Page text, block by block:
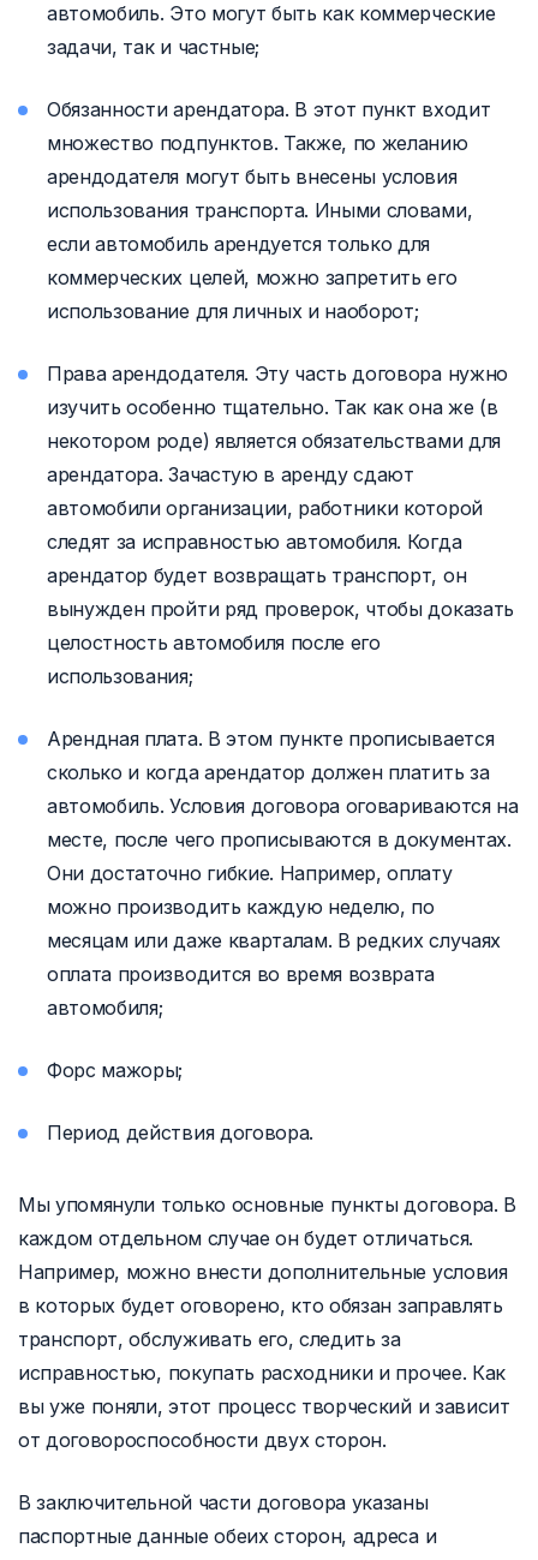
автомобиль. Это могут быть как коммерческие
задачи, так и частные;
Обязанности арендатора. В этот пункт входит
множество подпунктов. Также, по желанию
арендодателя могут быть внесены условия
использования транспорта. Иными словами,
если автомобиль арендуется только для
коммерческих целей, можно запретить его
использование для личных и наоборот;
Права арендодателя. Эту часть договора нужно
изучить особенно тщательно. Так как она же (в
некотором роде) является обязательствами для
арендатора. Зачастую в аренду сдают
автомобили организации, работники которой
следят за исправностью автомобиля. Когда
арендатор будет возвращать транспорт, он
вынужден пройти ряд проверок, чтобы доказать
целостность автомобиля после его
использования;
Арендная плата. В этом пункте прописывается
сколько и когда арендатор должен платить за
автомобиль. Условия договора оговариваются на
месте, после чего прописываются в документах.
Они достаточно гибкие. Например, оплату
можно производить каждую неделю, по
месяцам или даже кварталам. В редких случаях
оплата производится во время возврата
автомобиля;
Форс мажоры;
Период действия договора.
Мы упомянули только основные пункты договора. В
каждом отдельном случае он будет отличаться.
Например, можно внести дополнительные условия
в которых будет оговорено, кто обязан заправлять
транспорт, обслуживать его, следить за
исправностью, покупать расходники и прочее. Как
вы уже поняли, этот процесс творческий и зависит
от договороспособности двух сторон.
В заключительной части договора указаны
паспортные данные обеих сторон, адреса и